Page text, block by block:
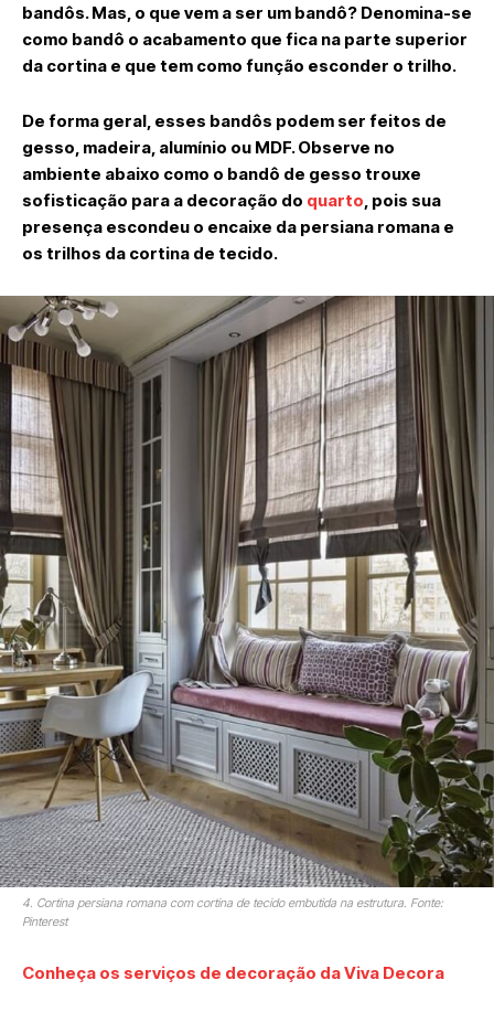
bandôs. Mas, o que vem a ser um bandô? Denomina-se
como bandô o acabamento que fica na parte superior
da cortina e que tem como função esconder o trilho.
De forma geral, esses bandôs podem ser feitos de
gesso, madeira, alumínio ou MDF. Observe no
ambiente abaixo como o bandô de gesso trouxe
sofisticação para a decoração do quarto , pois sua
presença escondeu o encaixe da persiana romana e
os trilhos da cortina de tecido.
4. Cortina persiana romana com cortina de tecido embutida na estrutura. Fonte:
Pinterest
Conheça os serviços de decoração da Viva Decora